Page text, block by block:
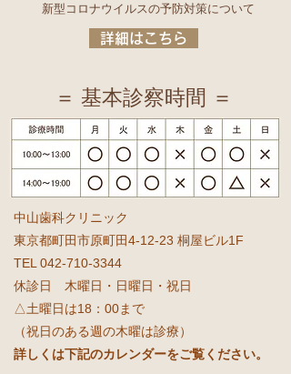
新型コロナウイルスの予防対策について
詳細はこちら
＝ 基本診察時間 ＝
中山歯科クリニック
東京都町田市原町田4-12-23 桐屋ビル1F
TEL 042-710-3344
休診日 木曜日・日曜日・祝日
△土曜日は18：00まで
（祝日のある週の木曜は診療）
詳しくは下記のカレンダーをご覧ください。